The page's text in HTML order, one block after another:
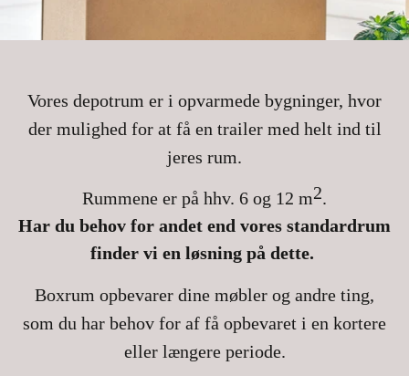
Vores depotrum er i opvarmede bygninger, hvor
der mulighed for at få en trailer med helt ind til
jeres rum.
Rummene er på hhv. 6 og 12 m2.
Har du behov for andet end vores standardrum
finder vi en løsning på dette.
Boxrum opbevarer dine møbler og andre ting,
som du har behov for af få opbevaret i en kortere
eller længere periode.